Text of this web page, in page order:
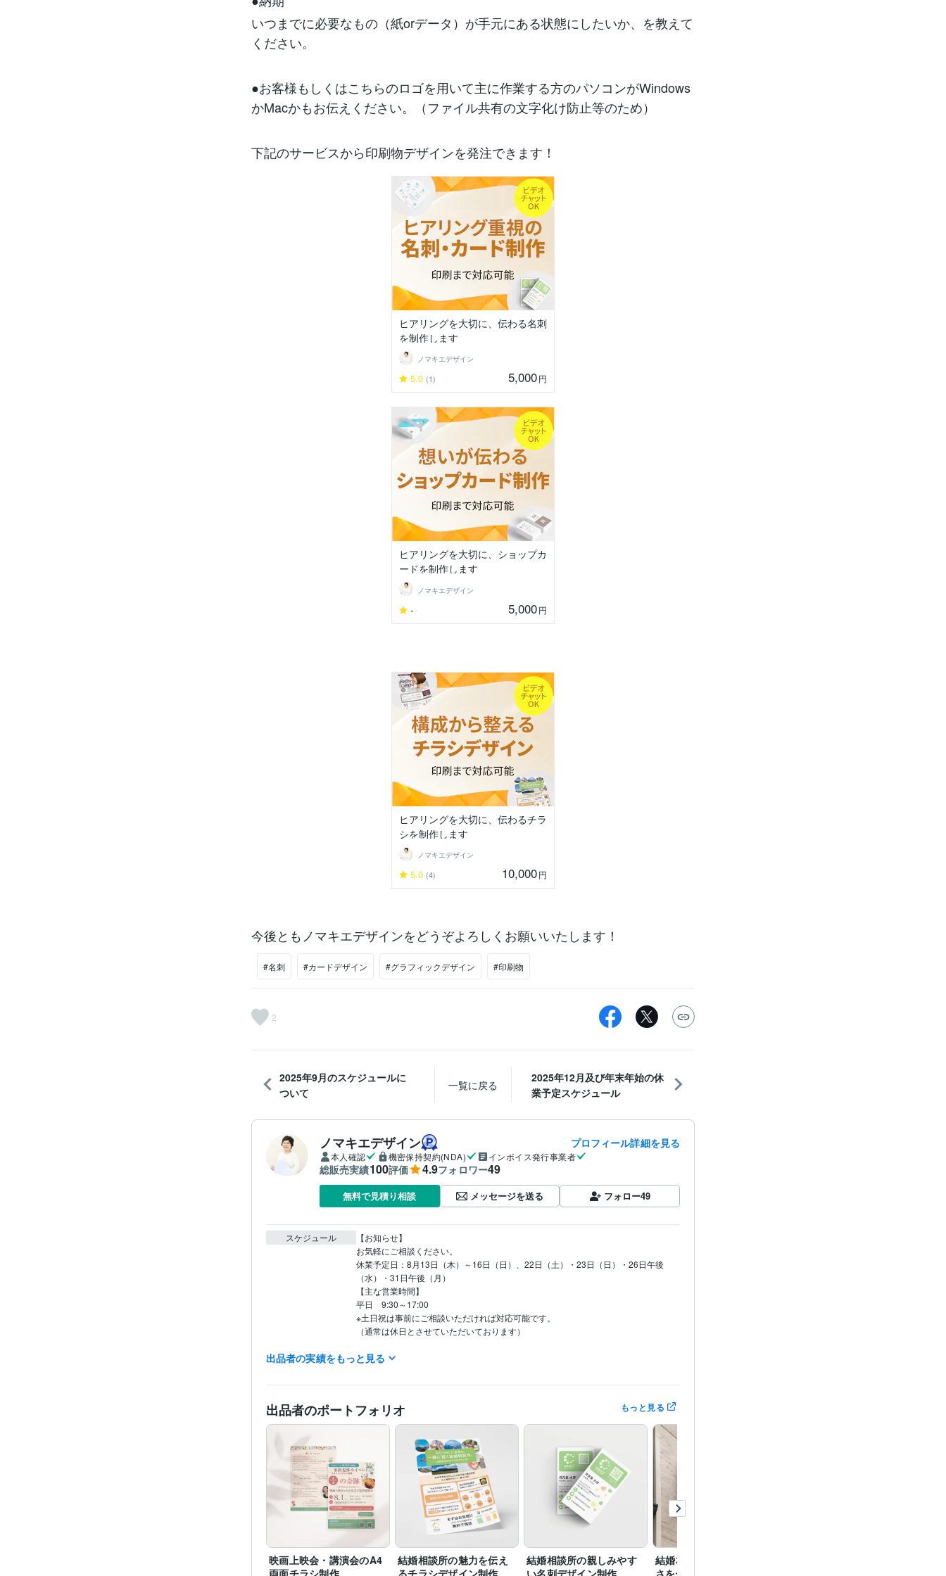
いつまでに必要なもの（紙orデータ）が手元にある状態にしたいか、を教えて
ください。
●お客様もしくはこちらのロゴを用いて主に作業する方のパソコンがWindows
かMacかもお伝えください。（ファイル共有の文字化け防止等のため）
下記のサービスから印刷物デザインを発注できます！
ヒアリングを大切に、伝わる名刺
を制作します
ノマキエデザイン
5.0 (1) 5,000円
ヒアリングを大切に、ショップカ
ードを制作します
ノマキエデザイン
- 5,000円
ヒアリングを大切に、伝わるチラ
シを制作します
ノマキエデザイン
5.0 (4) 10,000円
今後ともノマキエデザインをどうぞよろしくお願いいたします！
#名刺 #カードデザイン #グラフィックデザイン #印刷物
2
2025年9月のスケジュールに
ついて
一覧に戻る
2025年12月及び年末年始の休
業予定スケジュール
ノマキエデザイン プロフィール詳細を見る
本人確認 機密保持契約(NDA) インボイス発行事業者
総販売実績100評価 4.9フォロワー49
無料で見積り相談 メッセージを送る フォロー49
スケジュール
【お知らせ】
お気軽にご相談ください。
休業予定日：8月13日（木）～16日（日）、22日（土）・23日（日）・26日午後
（水）・31日午後（月）
【主な営業時間】
平日　9:30～17:00
※土日祝は事前にご相談いただければ対応可能です。
（通常は休日とさせていただいております）
★リアルタイムで反応できる時間帯
・ご連絡には24時間以内にお返事いたします。
・作業は早朝または深夜に行う場合もございます。
・ご相談やお取引のやり取りは、上記以外の時間帯になることもございます。
体調不良や諸事情で対応が遅れる場合は、
必ず24時間以内にその旨をご連絡いたします。
経験職種 建築・土木・施工管理 / 設計・積算・測量 経験年数 : 1年
ココナラプラチナランク デザイン勉強会バナーコンテストグランプリ受賞
デザ
イン勉強会バナーコンテストグランプリ受賞
資格・検定 カラーコーディネーター 取得年 : 2016年
出品者の実績をもっと見る
出品者のポートフォリオ もっと見る
映画上映会・講演会のA4
両面チラシ制作
結婚相談所の魅力を伝え
るチラシデザイン制作
結婚相談所の親しみやす
い名刺デザイン制作
結婚相談所の親しみやす
さを伝えるロゴデザイン